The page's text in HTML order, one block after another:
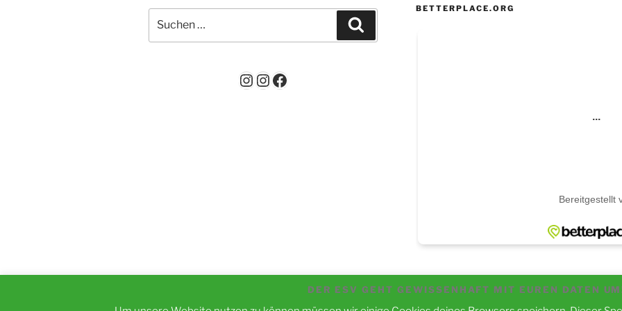
nach:
Instagram
Instagram
Facebook
BETTERPLACE.ORG
DER ESV GEHT GEWISSENHAFT MIT EUREN DATEN